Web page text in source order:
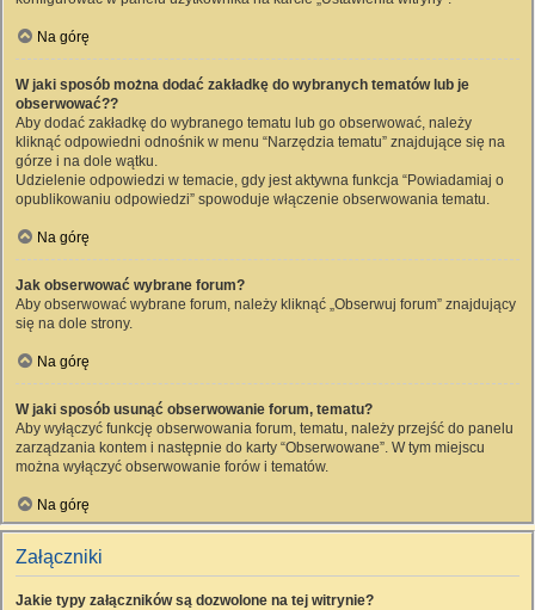
Na górę
W jaki sposób można dodać zakładkę do wybranych tematów lub je
obserwować??
Aby dodać zakładkę do wybranego tematu lub go obserwować, należy
kliknąć odpowiedni odnośnik w menu “Narzędzia tematu” znajdujące się na
górze i na dole wątku.
Udzielenie odpowiedzi w temacie, gdy jest aktywna funkcja “Powiadamiaj o
opublikowaniu odpowiedzi” spowoduje włączenie obserwowania tematu.
Na górę
Jak obserwować wybrane forum?
Aby obserwować wybrane forum, należy kliknąć „Obserwuj forum” znajdujący
się na dole strony.
Na górę
W jaki sposób usunąć obserwowanie forum, tematu?
Aby wyłączyć funkcję obserwowania forum, tematu, należy przejść do panelu
zarządzania kontem i następnie do karty “Obserwowane”. W tym miejscu
można wyłączyć obserwowanie forów i tematów.
Na górę
Załączniki
Jakie typy załączników są dozwolone na tej witrynie?